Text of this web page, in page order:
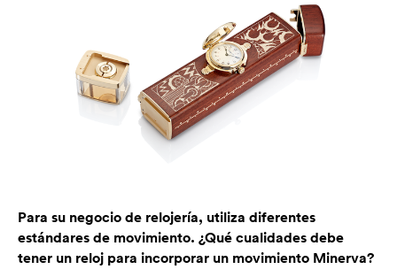
Para su negocio de relojería, utiliza diferentes
estándares de movimiento. ¿Qué cualidades debe
tener un reloj para incorporar un movimiento Minerva?